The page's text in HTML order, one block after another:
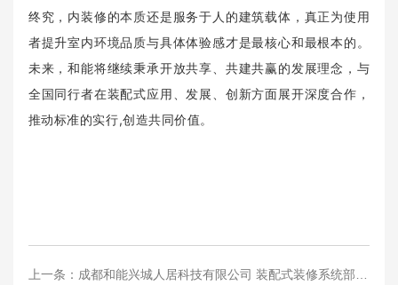
终究，内装修的本质还是服务于人的建筑载体，真正为使用
者提升室内环境品质与具体体验感才是最核心和最根本的 。
未来，和能将继续秉承开放共享、共建共赢的发展理念，与
全国同行者在装配式应用、发展
、创新方面展开深度合作，
推动标准的实行,创造共同价值。